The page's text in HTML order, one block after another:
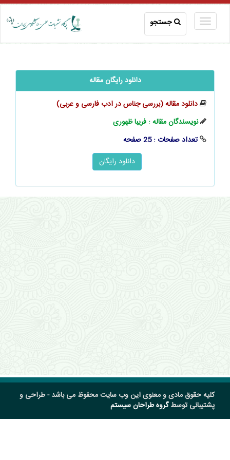
جستجو
دانلود رایگان مقاله
دانلود مقاله (بررسی جناس در ادب فارسی و عربی)
نویسندگان مقاله : فریبا ظهوری
تعداد صفحات : 25 صفحه
کلیه حقوق مادی و معنوی این وب سایت محفوظ می باشد - طراحی و
پشتیبانی توسطگروه طراحان سیستم